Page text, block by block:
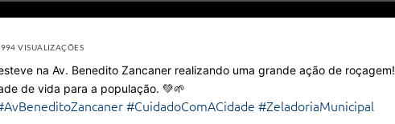
994 VISUALIZAÇÕES
na Av. Benedito Zancaner realizando uma grande ação de roçagem!
de vida para a população. 💚🌱
#CuidadoComACidade #ZeladoriaMunicipal